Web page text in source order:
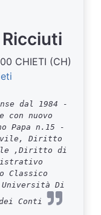
CHIETI (CH)
dal 1984 -
con nuovo
Papa n.15 -
Diritto
,Diritto di
Classico
Di
Conti